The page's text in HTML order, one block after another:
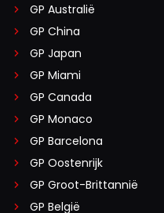
GP Australië
GP China
GP Japan
GP Miami
GP Canada
GP Monaco
GP Barcelona
GP Oostenrijk
GP Groot-Brittannië
GP België